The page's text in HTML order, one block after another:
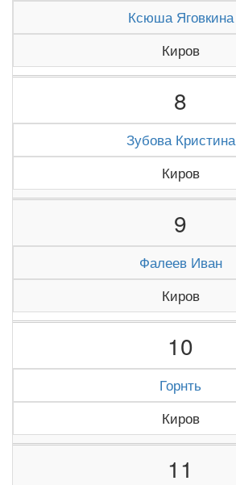
Ксюша Яговкина
Киров
8
Зубова Кристина
Киров
9
Фалеев Иван
Киров
10
Горнть
Киров
11